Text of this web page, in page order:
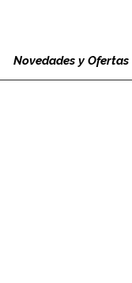
Novedades y Ofertas